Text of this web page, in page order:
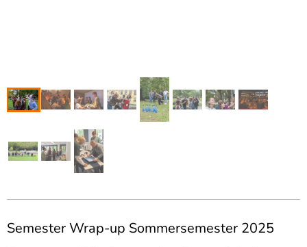
Semester Wrap-up Sommersemester 2025